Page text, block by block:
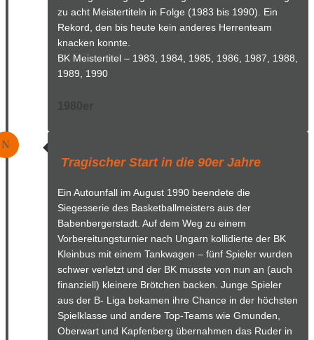
zu acht Meistertiteln in Folge (1983 bis 1990). Ein
Rekord, den bis heute kein anderes Herrenteam
knacken konnte.
BK Meistertitel – 1983, 1984, 1985, 1986, 1987, 1988,
1989, 1990
N
Tragischer Start in die 90er Jahre
Ein Autounfall im August 1990 beendete die
Siegesserie des Basketballmeisters aus der
Babenbergerstadt. Auf dem Weg zu einem
Vorbereitungsturnier nach Ungarn kollidierte der BK
Kleinbus mit einem Tankwagen – fünf Spieler wurden
schwer verletzt und der BK musste von nun an (auch
finanziell) kleinere Brötchen backen. Junge Spieler
aus der B- Liga bekamen ihre Chance in der höchsten
Spielklasse und andere Top-Teams wie Gmunden,
Oberwart und Kapfenberg übernahmen das Ruder in